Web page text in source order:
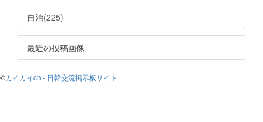
自治(225)
最近の投稿画像
©カイカイch - 日韓交流掲示板サイト